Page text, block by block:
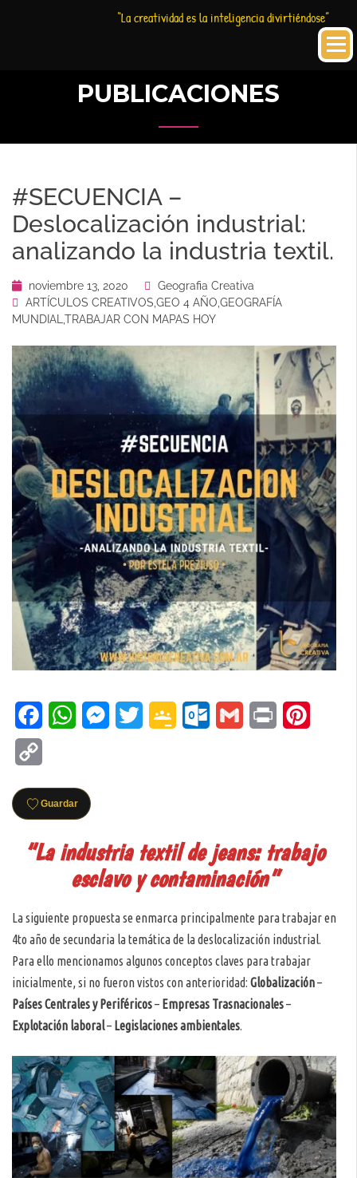
“La creatividad es la inteligencia divirtiéndose”
PUBLICACIONES
#SECUENCIA –
Deslocalización industrial:
analizando la industria textil.
noviembre 13, 2020
Geografia Creativa
ARTÍCULOS CREATIVOS GEO 4 AÑO GEOGRAFÍA
MUNDIAL
TRABAJAR CON MAPAS HOY
FacebookWhatsAppMessenger
Twitter Google Outlook.com
Gmail Print
Guardar
“La industria textil de jeans: trabajo
esclavo y contaminación”
La siguiente propuesta se enmarca principalmente para trabajar en
4to año de secundaria la temática de la deslocalización industrial.
Para ello mencionamos algunos conceptos claves para trabajar
inicialmente, si no fueron vistos con anterioridad: Globalización–
PaísesCentralesy Periféricos– Empresas Trasnacionales–
Explotación laboral– Legislaciones ambientales.